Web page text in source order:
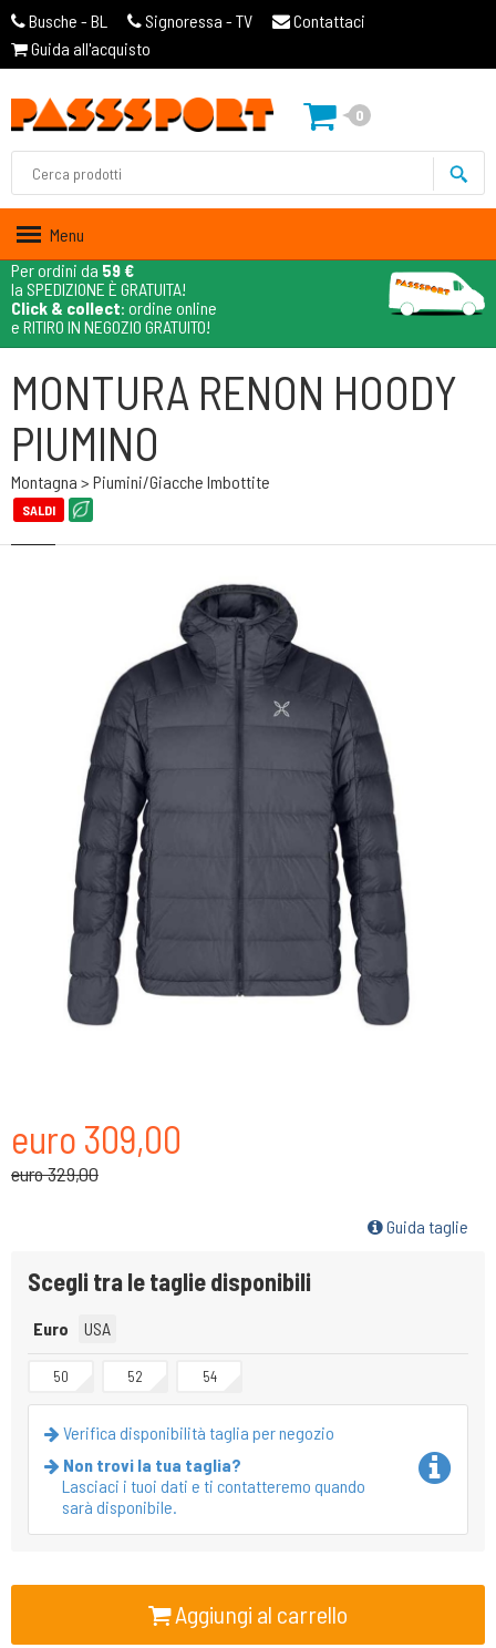
Busche - BL Signoressa - TV
Contattaci
Guida all'acquisto
0
Menu
Per ordini da 59 €
la SPEDIZIONE È GRATUITA!
Click & collect: ordine online
e RITIRO IN NEGOZIO GRATUITO!
MONTURA RENON HOODY
PIUMINO
Montagna > Piumini/giacche Imbottite
SALDI
euro 309,00
euro 329,00
Guida taglie
Scegli tra le taglie disponibili
Euro USA
50 52 54
Verifica disponibilità taglia per negozio
Non trovi la tua taglia?
Lasciaci i tuoi dati e ti contatteremo quando
sarà disponibile.
Aggiungi al carrello